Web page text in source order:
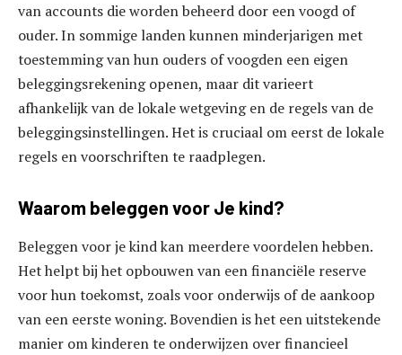
van accounts die worden beheerd door een voogd of
ouder. In sommige landen kunnen minderjarigen met
toestemming van hun ouders of voogden een eigen
beleggingsrekening openen, maar dit varieert
afhankelijk van de lokale wetgeving en de regels van de
beleggingsinstellingen. Het is cruciaal om eerst de lokale
regels en voorschriften te raadplegen.
Waarom beleggen voor Je kind?
Beleggen voor je kind kan meerdere voordelen hebben.
Het helpt bij het opbouwen van een financiële reserve
voor hun toekomst, zoals voor onderwijs of de aankoop
van een eerste woning. Bovendien is het een uitstekende
manier om kinderen te onderwijzen over financieel